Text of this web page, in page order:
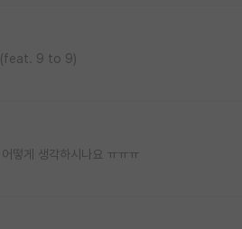
(feat. 9 to 9)
떻게 생각하시나요 ㅠㅠㅠ